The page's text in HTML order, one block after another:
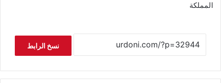
المملكة
نسخ الرابط